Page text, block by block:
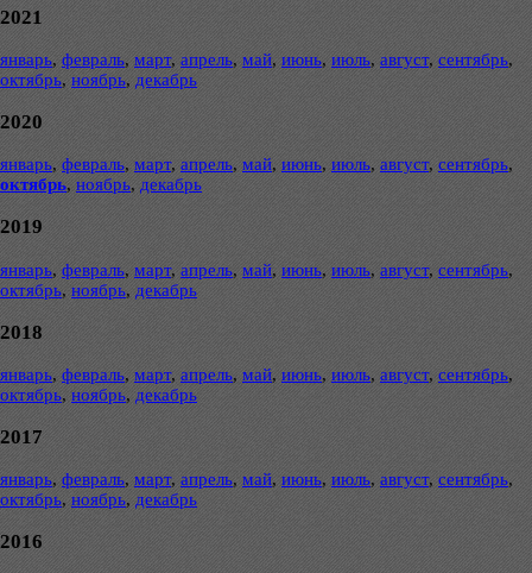
2021
январь, февраль, март, апрель, май, июнь, июль, август, сентябрь,
октябрь, ноябрь, декабрь
2020
январь, февраль, март, апрель, май, июнь, июль, август, сентябрь,
октябрь, ноябрь, декабрь
2019
январь, февраль, март, апрель, май, июнь, июль, август, сентябрь,
октябрь, ноябрь, декабрь
2018
январь, февраль, март, апрель, май, июнь, июль, август, сентябрь,
октябрь, ноябрь, декабрь
2017
январь, февраль, март, апрель, май, июнь, июль, август, сентябрь,
октябрь, ноябрь, декабрь
2016